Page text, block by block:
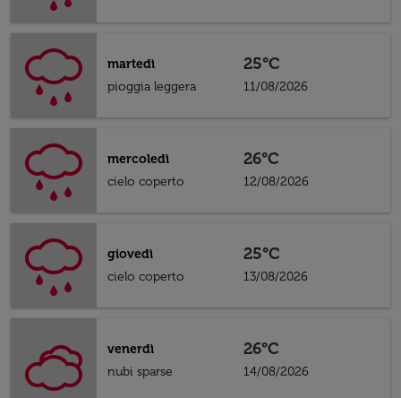
martedì
pioggia leggera
25°C
11/08/2026
mercoledì
cielo coperto
26°C
12/08/2026
giovedì
cielo coperto
25°C
13/08/2026
venerdì
nubi sparse
26°C
14/08/2026